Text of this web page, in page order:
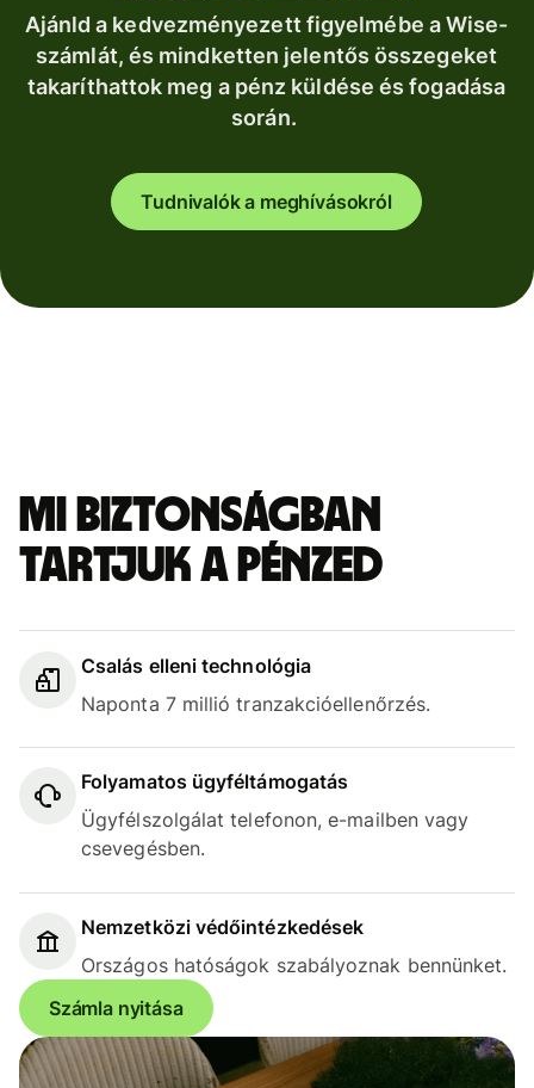
Ajánld a kedvezményezett figyelmébe a Wise-
számlát, és mindketten jelentős összegeket
takaríthattok meg a pénz küldése és fogadása
során.
Tudnivalók a meghívásokról
Mi biztonságban
tartjuk a pénzed
Csalás elleni technológia
Naponta 7 millió tranzakcióellenőrzés.
Folyamatos ügyféltámogatás
Ügyfélszolgálat telefonon, e-mailben vagy
csevegésben.
Nemzetközi védőintézkedések
Országos hatóságok szabályoznak bennünket.
Számla nyitása